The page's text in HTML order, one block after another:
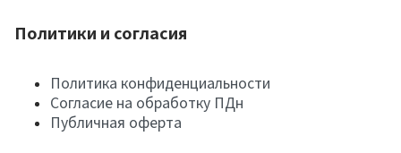
Политики и согласия
Политика конфиденциальности
Согласие на обработку ПДн
Публичная оферта